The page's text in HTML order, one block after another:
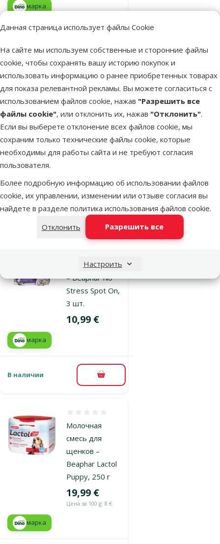
Данная страница использует файлы Cookie
На сайте мы используем собственные и сторонние файлы
cookie, чтобы сохранять вашу историю покупок и
использовать информацию о ранее приобретенных товарах
для показа релевантной рекламы. Вы можете согласиться с
использованием файлов cookie, нажав "Разрешить все
файлы cookie", или отклонить их, нажав "Отклонить".
Если вы выберете отклонение всех файлов cookie, мы
сохраним только технические файлы cookie, которые
необходимы для работы сайта и не требуют согласия
пользователя.
Более подробную информацию об использовании файлов
cookie, их управлении, изменении или отзыве согласия вы
найдете в разделе политика использования файлов cookie.
Отклонить
Разрешить все
Настроить
марка
Пищевая
добавка –
Beaphar Irish
Cal, 150 таб.
Оценка 0%
Цена
14,99 €
марка
В наличии В корзину
капли для собак
– Beaphar No
Stress Spot On,
3 шт.
Оценка 0%
Цена
10,99 €
марка
В наличии В корзину
Молочная
смесь для
щенков –
Beaphar Lactol
Puppy, 250 г
Цена
19,99 €
Цена за 100 g: 8 €
марка